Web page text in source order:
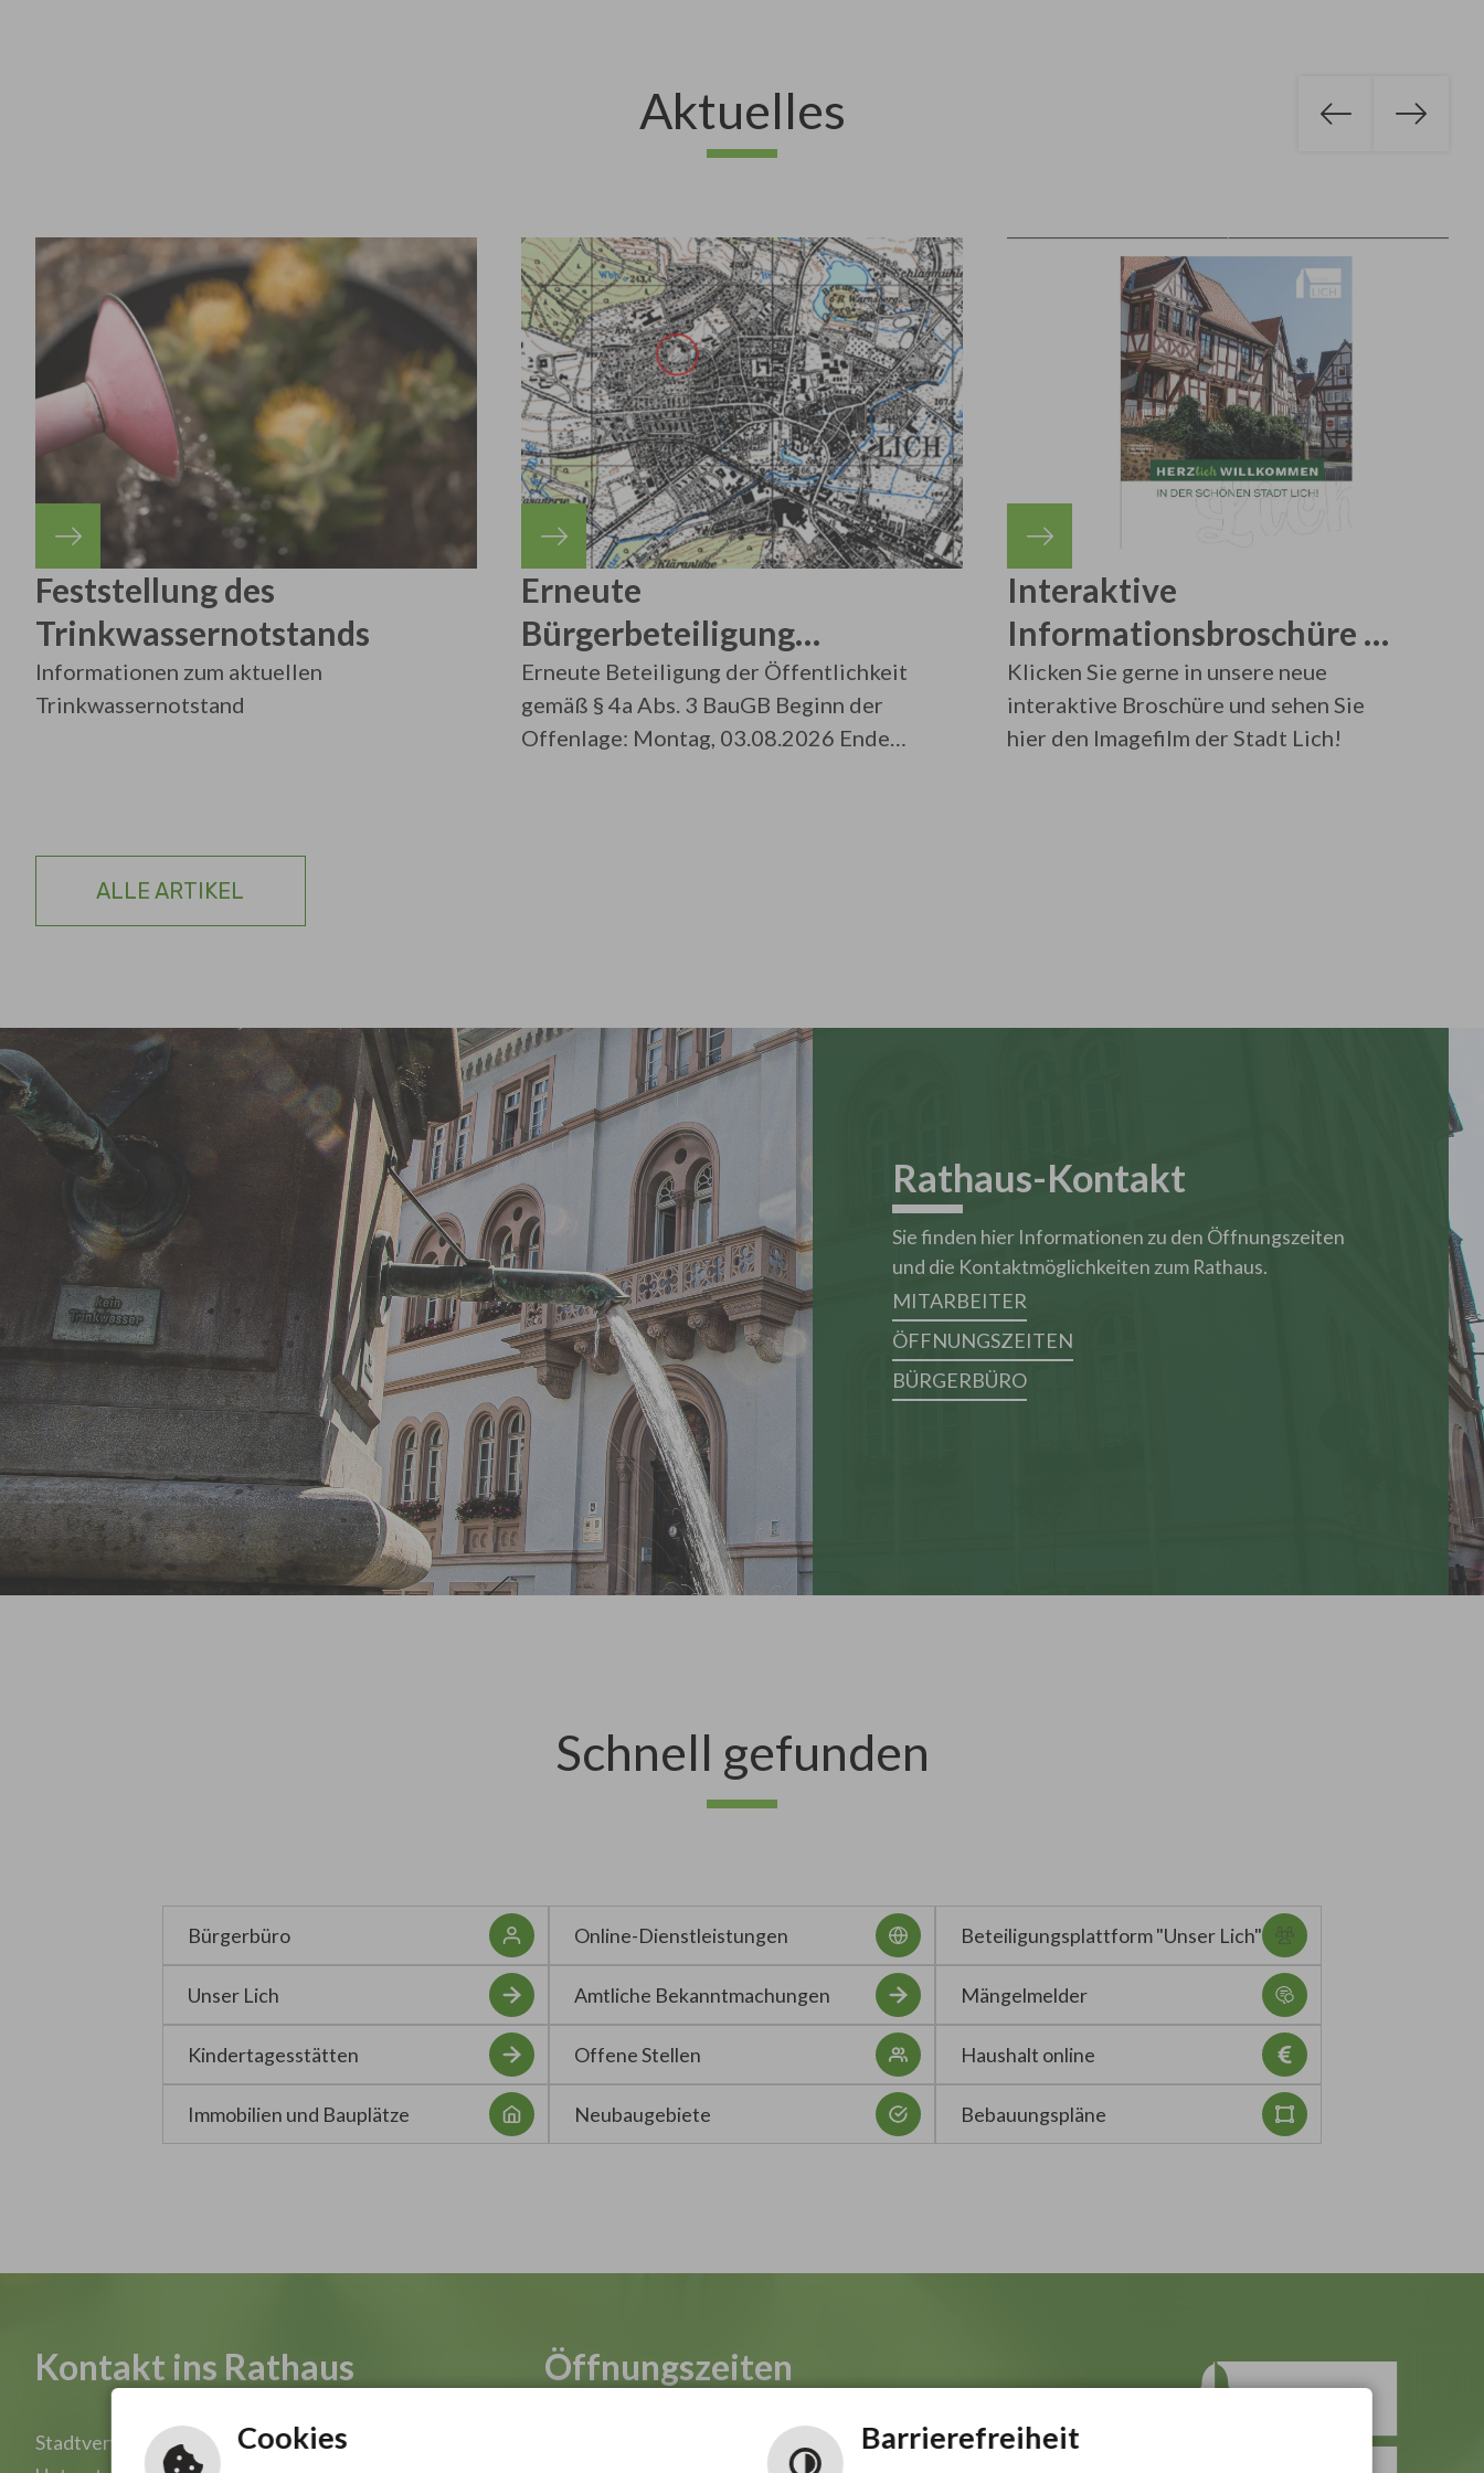
Aktuelles
Feststellung des
Trinkwassernotstands
Informationen zum aktuellen
Trinkwassernotstand
Erneute
Bürgerbeteiligung
Bebauungsplan Nr. 47
„Tulpenweg“ in der
Kernstadt
Erneute Beteiligung der Öffentlichkeit
gemäß § 4a Abs. 3 BauGB Beginn der
Offenlage: Montag, 03.08.2026 Ende
Interaktive
Informationsbroschüre &
Imagefilm
Klicken Sie gerne in unsere neue
interaktive Broschüre und sehen Sie
hier den Imagefilm der Stadt Lich!
ALLE ARTIKEL
Rathaus-Kontakt
Sie finden hier Informationen zu den Öffnungszeiten
und die Kontaktmöglichkeiten zum Rathaus.
MITARBEITER
ÖFFNUNGSZEITEN
BÜRGERBÜRO
Schnell gefunden
Bürgerbüro Online-Dienstleistungen Beteiligungsplattform "Unser Lich"
Unser Lich Amtliche Bekanntmachungen Mängelmelder
Kindertagesstätten Offene Stellen Haushalt online
Immobilien und Bauplätze Neubaugebiete Bebauungspläne
Kontakt ins Rathaus
Stadtverwaltung Lich
Öffnungszeiten
Cookies Barrierefreiheit